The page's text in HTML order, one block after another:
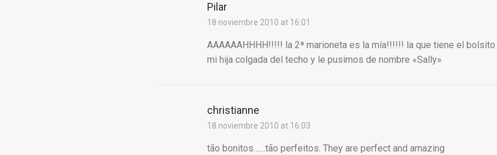
Pilar
18 noviembre 2010 at 16:01
AAAAAAHHHH!!!!! la 2ª marioneta es la mía!!!!!! la que tiene el
mi hija colgada del techo y le pusimos de nombre «Sally»
christianne
18 noviembre 2010 at 16:03
tão bonitos……tão perfeitos. They are perfect and amazing